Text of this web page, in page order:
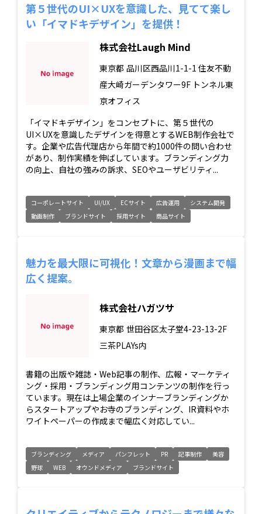
第５世代のUI×UXを意識した、見てて楽し
い「イマドキデザイン」を提供！
株式会社Laugh Mind
東京都 品川区西品川1-1-1 住友不動
産大崎ガーデンタワー9F トンネル東
京オフィス
「イマドキデザイン」をコンセプトに、第５世代の
UI×UXを意識したデザインを得意とするWEB制作会社で
す。企業や広告代理店から年間で約1000件の問い合わせ
があり、制作実績を伸ばしています。ブランディング力
の向上、自社の強みの訴求、SEOやユーザビリティ...
コーポレートサイト UI/UX ECサイト 広告運用
システム開発
動画制作
ブランドサイト 採用サイト 商品サイト
魅力を最大限に可視化！文章から漫画まで幅
広く提案。
株式会社ハガツサ
東京都 世田谷区太子堂4-23-13-2F
三茶PLAYs内
書籍の出版や雑誌・Web記事の制作、広報・マーケティ
ング・採用・ブランディング用コンテンツの制作を行っ
ています。現在は上場企業のインナーブランディングか
らスタートアップやお寺のブランディング、IR資料やホ
ワイトペーパーの作成まで幅広く対応してい...
ブランディング メディア パンフレット PR 記事制作
美容
野球
WEB オウンドメディア ブランドサイト